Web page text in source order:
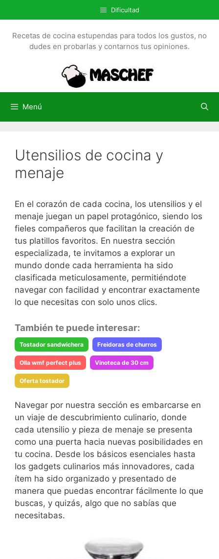
a
l
Dificultad
Recetas de cocina estupendas para todos los gustos, no
dudes en probarlas y contarnos tus opiniones.
Menú
Utensilios de cocina y
menaje
En el corazón de cada cocina, los utensilios y el
menaje juegan un papel protagónico, siendo los
fieles compañeros que facilitan la creación de
tus platillos favoritos. En nuestra sección
especializada, te invitamos a explorar un
mundo donde cada herramienta ha sido
clasificada meticulosamente, permitiéndote
navegar con facilidad y encontrar exactamente
lo que necesitas con solo unos clics.
También te puede interesar:
Tostador sandwichera Freidoras de churros
Olla wmf perfect plus Vinoteca de 30 cm
Oferta tostador
Navegar por nuestra sección es embarcarse en
un viaje de descubrimiento culinario, donde
cada utensilio y pieza de menaje se presenta
como una puerta hacia nuevas posibilidades en
tu cocina. Desde los básicos esenciales hasta
los gadgets culinarios más innovadores, cada
ítem ha sido organizado y presentado de
manera que puedas encontrar fácilmente lo que
buscas, y quizás, algo que no sabías que
necesitabas.